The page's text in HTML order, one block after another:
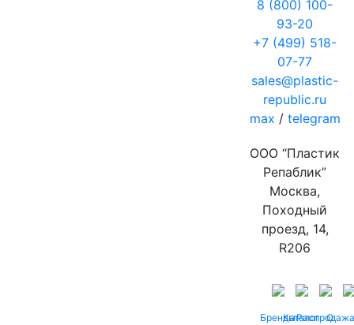
8 (800) 100-
93-20
+7 (499) 518-
07-77
sales@plastic-
republic.ru
max / telegram
ООО “Пластик
Репаблик”
Москва,
Походный
проезд, 14,
R206
БрендыКаталог
Распродажа
О